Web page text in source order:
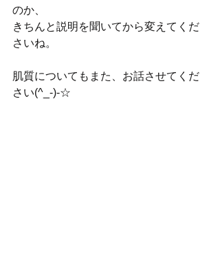
のか、
きちんと説明を聞いてから変えてくだ
さいね。
肌質についてもまた、お話させてくだ
さい(^_-)-☆